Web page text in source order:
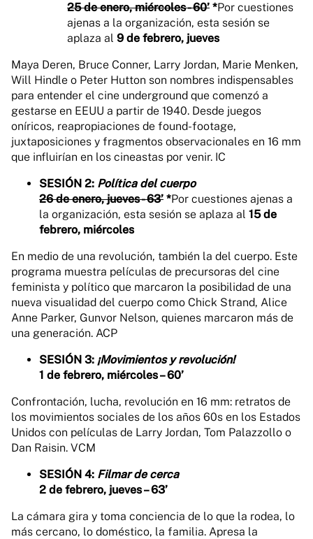
25 de enero, miércoles - 60’ *Por cuestiones
ajenas a la organización, esta sesión se
aplaza al 9 de febrero, jueves
Maya Deren, Bruce Conner, Larry Jordan, Marie Menken,
Will Hindle o Peter Hutton son nombres indispensables
para entender el cine underground que comenzó a
gestarse en EEUU a partir de 1940. Desde juegos
oníricos, reapropiaciones de found-footage,
juxtaposiciones y fragmentos observacionales en 16 mm
que influirían en los cineastas por venir. IC
SESIÓN 2: Política del cuerpo
26 de enero, jueves - 63’ *Por cuestiones ajenas a
la organización, esta sesión se aplaza al 15 de
febrero, miércoles
En medio de una revolución, también la del cuerpo. Este
programa muestra películas de precursoras del cine
feminista y político que marcaron la posibilidad de una
nueva visualidad del cuerpo como Chick Strand, Alice
Anne Parker, Gunvor Nelson, quienes marcaron más de
una generación. ACP
SESIÓN 3: ¡Movimientos y revolución!
1 de febrero, miércoles – 60’
Confrontación, lucha, revolución en 16 mm: retratos de
los movimientos sociales de los años 60s en los Estados
Unidos con películas de Larry Jordan, Tom Palazzollo o
Dan Raisin. VCM
SESIÓN 4: Filmar de cerca
2 de febrero, jueves – 63’
La cámara gira y toma conciencia de lo que la rodea, lo
más cercano, lo doméstico, la familia. Apresa la